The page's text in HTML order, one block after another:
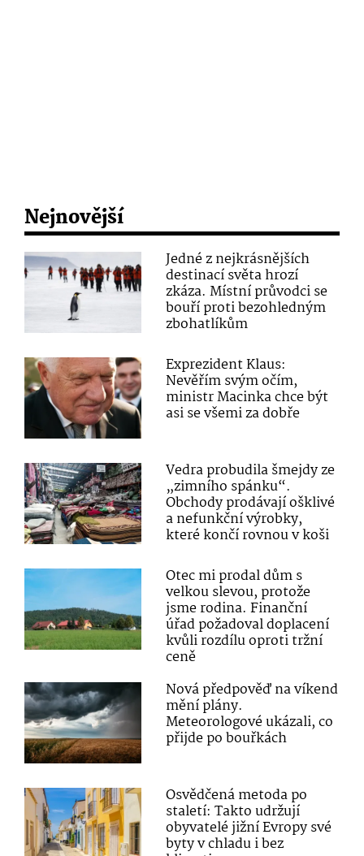
Nejnovější
Jedné z nejkrásnějších
destinací světa hrozí
zkáza. Místní průvodci se
bouří proti bezohledným
zbohatlíkům
Exprezident Klaus:
Nevěřím svým očím,
ministr Macinka chce být
asi se všemi za dobře
Vedra probudila šmejdy ze
„zimního spánku“.
Obchody prodávají ošklivé
a nefunkční výrobky,
které končí rovnou v koši
Otec mi prodal dům s
velkou slevou, protože
jsme rodina. Finanční
úřad požadoval doplacení
kvůli rozdílu oproti tržní
ceně
Nová předpověď na víkend
mění plány.
Meteorologové ukázali, co
přijde po bouřkách
Osvědčená metoda po
staletí: Takto udržují
obyvatelé jižní Evropy své
byty v chladu i bez